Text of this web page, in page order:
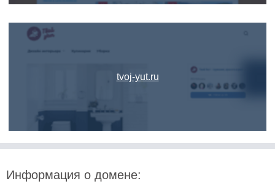
tvoj-yut.ru
Информация о домене: